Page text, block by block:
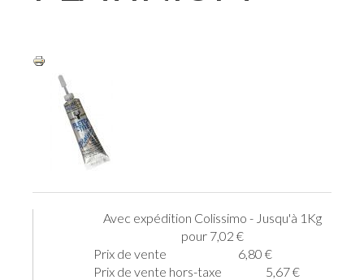
Avec expédition Colissimo - Jusqu'à 1Kg
pour 7,02 €
Prix ​​de vente
6,80 €
Prix de vente hors-taxe
5,67 €